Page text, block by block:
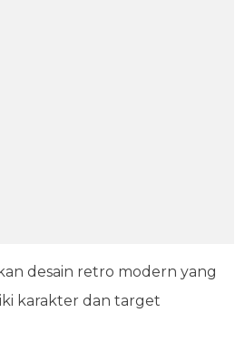
desain retro modern yang
karakter dan target